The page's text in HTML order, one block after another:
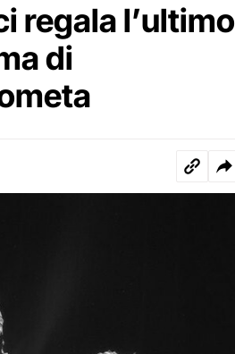
regala l’ultimo
di